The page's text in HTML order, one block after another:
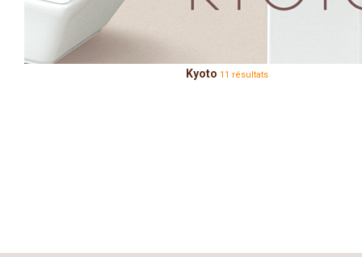
Kyoto 11 résultats